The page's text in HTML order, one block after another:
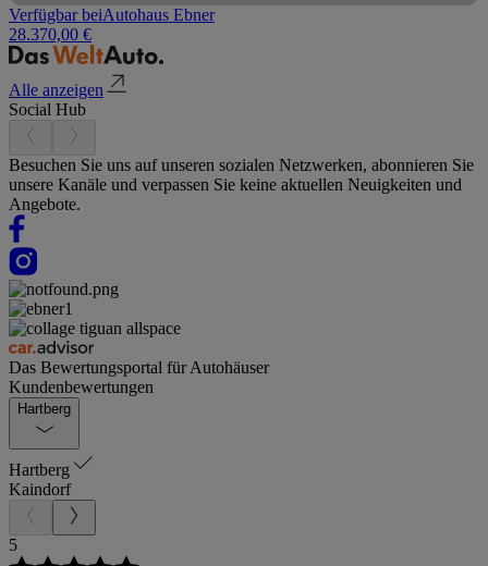
Verfügbar beiAutohaus Ebner
28.370,00 €
Alle anzeigen
Social Hub
Besuchen Sie uns auf unseren sozialen Netzwerken, abonnieren Sie
unsere Kanäle und verpassen Sie keine aktuellen Neuigkeiten und
Angebote.
Das Bewertungsportal für Autohäuser
Kundenbewertungen
Hartberg
Hartberg
Kaindorf
5